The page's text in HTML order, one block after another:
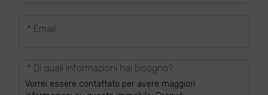
* Email
* Di quali informazioni hai bisogno?